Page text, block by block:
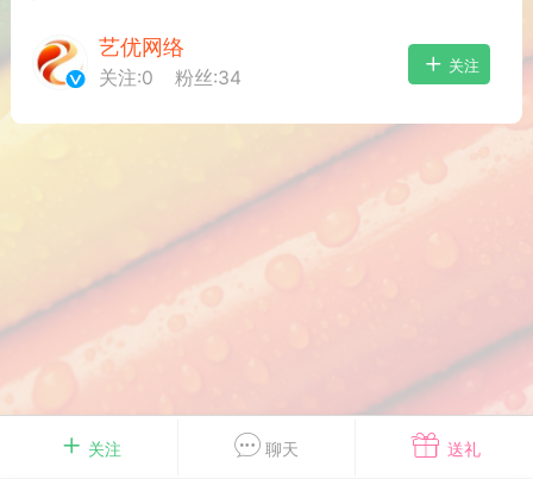
问答 闲谈
排行
VIP 7
29 21:24
网盘下载
Laptop Go 2 i5/8/128 – Windows
关注 聊天 送礼
艺优网络
关注:0 粉丝:34
关注